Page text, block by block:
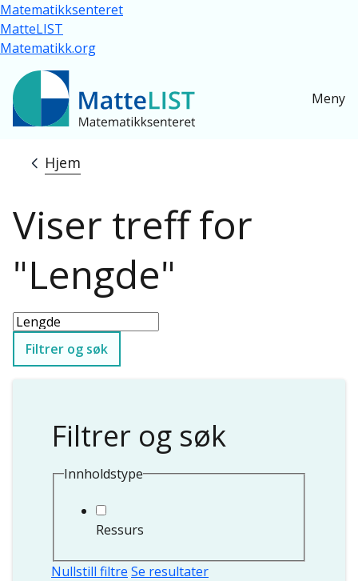
Hopp til hovedinnhold
Matematikksenteret
MatteLIST
Matematikk.org
Meny
Navigasjonssti
Hjem
Viser treff for
"Lengde"
Filtrer og søk
Filtrer og søk
Innholdstype
Ressurs
Nullstill filtre Se resultater